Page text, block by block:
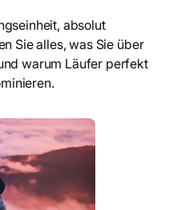
absolut
Sie alles, was Sie über
warum Läufer perfekt